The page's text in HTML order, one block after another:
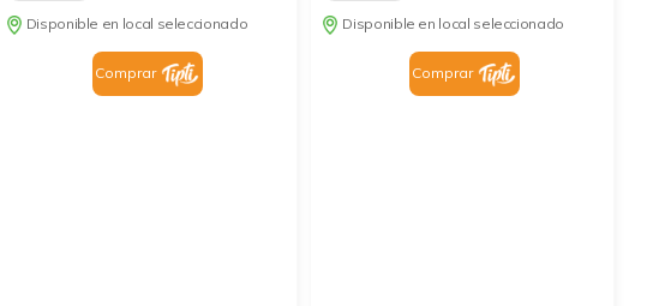
Disponible en local seleccionado
Comprar
Disponible en local seleccionado
Comprar